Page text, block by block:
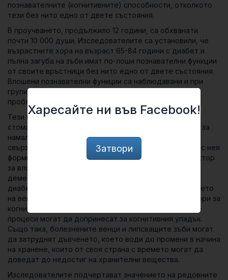
познавателните (когнитивните) способности, отколкото
тези без нито едно от двете състояния.
В проучването, продължило 12 години, са обхванати
почти 10 000 души. Изследователите са установили, че
възрастните хора на възраст 65-84 години с диабет и
пълна загуба на зъби имат по-лоши познавателни функции
от своите връстници без нито едно от двете състояния.
Влошени познавателни функции са наблюдавани и при
групи хора, имаща само един от двата здравословни
проблеми, макар и с по-нисък темп на влошаване.
Тези констатации подчертават значението на
стоматологичните грижи и управлението на диабета за
намаляване на личните и обществените разходи,
свързани с болестта на Алцхаймер и други свързани с нея
форми на деменция. Диабетът е известен рисков фактор
за влошаване на познавателните способности и
деменция, като се смята, че характеристиките на
диабета допринасят за промени в мозъка. Заболяването
на венците и загубата на зъби също са рискови фактори за
когнитивно влошаване и деменция, а възпалителните
процеси могат да допринесат за когнитивния упадък.
Също така, болезнените венци и липсващите зъби могат
да затруднят дъвченето, което води до промени в начина
на хранене, които от своя страна с времето могат да
доведат до недостиг на хранителни вещества.
Изследователите подчертават значението на редовните
Харесайте ни във Facebook!
Затвори